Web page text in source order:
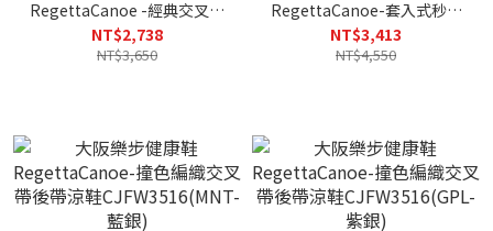
RegettaCanoe -經典交叉帶
魔鬼氈後帶涼鞋
CJMB2502a(BLK-黑色)
NT$2,738
NT$3,650
RegettaCanoe-套入式秒穿
鞋輕便商務鞋休閒鞋
CJEW7504(BLKxBLK/純黑)
NT$3,413
NT$4,550